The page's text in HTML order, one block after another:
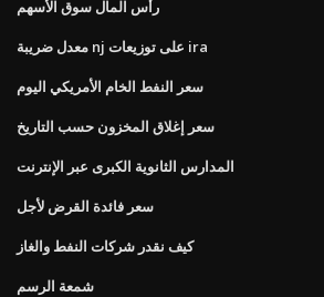
رأس المال سوق الأسهم
معدل ضريبة nj على توزيعات ira
سعر النفط الخام الأمريكي اليوم
سعر إغلاق المخزون حسب التاريخ
المدارس الثانوية الكبرى عبر الإنترنت
سعر فائدة القرض لأجل
كيف نقدر شركات النفط والغاز
شمعة الرسم